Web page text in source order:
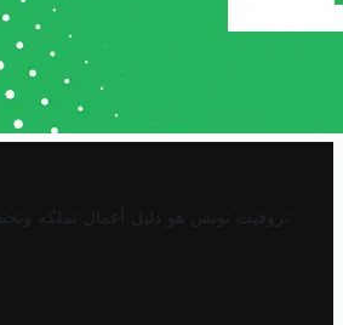
تروفيت تونس هو دليل أعمال تملكه